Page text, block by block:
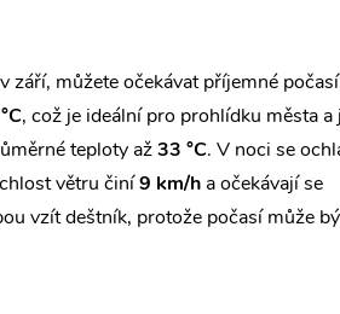
v září, můžete očekávat příjemné
, což je ideální pro prohlídku města a
teploty až33 °C. V noci se
větru činí9 km/h a očekávají se
vzít deštník, protože počasí může